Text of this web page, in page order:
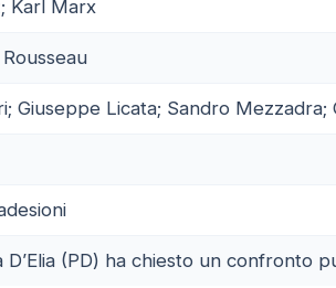
Karl Marx
Giuseppe Licata; Sandro
D’Elia (PD) ha chiesto un confronto